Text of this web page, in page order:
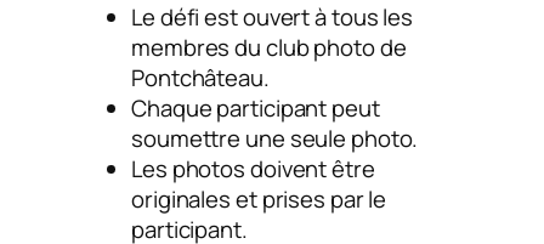
Le défi est ouvert à tous les
membres du club photo de
Pontchâteau.
Chaque participant peut
soumettre une seule photo.
Les photos doivent être
originales et prises par le
participant.